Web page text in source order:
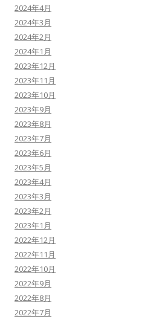
2024年4月
2024年3月
2024年2月
2024年1月
2023年12月
2023年11月
2023年10月
2023年9月
2023年8月
2023年7月
2023年6月
2023年5月
2023年4月
2023年3月
2023年2月
2023年1月
2022年12月
2022年11月
2022年10月
2022年9月
2022年8月
2022年7月